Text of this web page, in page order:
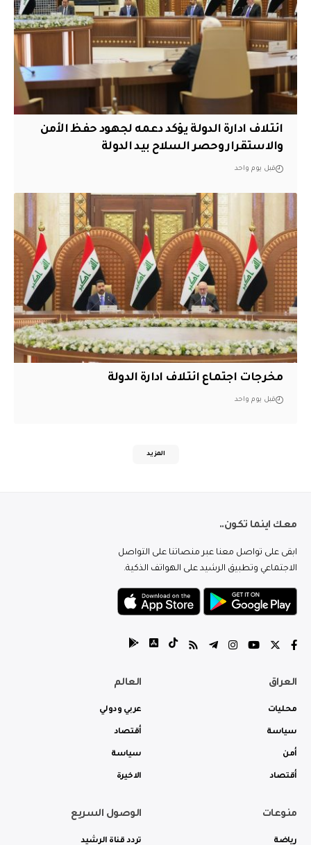
ائتلاف ادارة الدولة يؤكد دعمه لجهود حفظ الأمن
والاستقرار وحصر السلاح بيد الدولة
قبل يوم واحد
مخرجات اجتماع ائتلاف ادارة الدولة
قبل يوم واحد
المزيد
معك اينما تكون..
ابقى على تواصل معنا عبر منصاتنا على التواصل
الاجتماعي وتطبيق الرشيد على الهواتف الذكية.
العراق
محليات
سياسة
أمن
أقتصاد
العالم
عربي ودولي
أقتصاد
سياسة
الاخيرة
منوعات
رياضة
الوصول السريع
تردد قناة الرشيد